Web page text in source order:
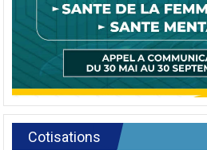
Cotisations